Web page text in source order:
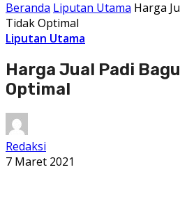
Beranda Liputan Utama Harga
Tidak Optimal
Liputan Utama
Harga Jual Padi
Optimal
Redaksi
7 Maret 2021